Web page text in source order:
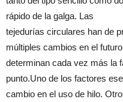
rápido de la galga. Las
tejedurías circulares han de
múltiples cambios en el
determinan cada vez más la
punto.Uno de los factores
cambio en el uso de hilo.